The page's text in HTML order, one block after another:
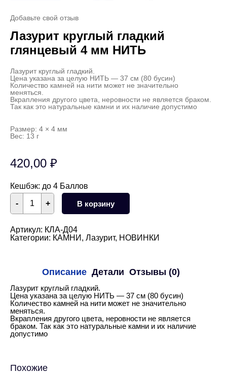
Добавьте свой отзыв
Лазурит круглый гладкий
глянцевый 4 мм НИТЬ
Лазурит круглый гладкий.
Цена указана за целую НИТЬ — 37 см (80 бусин)
Количество камней на нити может не значительно
меняться.
Вкрапления другого цвета, неровности не является браком.
Так как это натуральные камни и их наличие допустимо
Размер: 4 × 4 мм
Вес: 13 г
420,00 ₽
Кешбэк: до 4 Баллов
+
Количество
товара
Лазурит
гладкий
глянцевый
- В корзину
Артикул: КЛА-Д04
Категории: КАМНИ , Лазурит, НОВИНКИ
Описание Детали Отзывы (0)
Лазурит круглый гладкий.
Цена указана за целую НИТЬ — 37 см (80 бусин)
Количество камней на нити может не значительно
меняться.
Вкрапления другого цвета, неровности не является
браком. Так как это натуральные камни и их наличие
допустимо
Похожие